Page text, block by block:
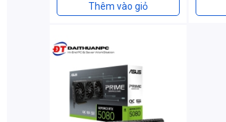
Thêm vào giỏ